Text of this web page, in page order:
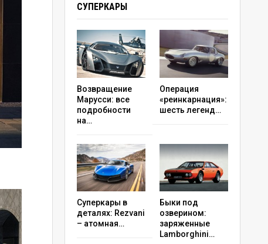
СУПЕРКАРЫ
Возвращение
Марусси: все
подробности
на…
Операция
«реинкарнация»:
шесть легенд…
Суперкары в
деталях: Rezvani
– атомная…
Быки под
озверином:
заряженные
Lamborghini…